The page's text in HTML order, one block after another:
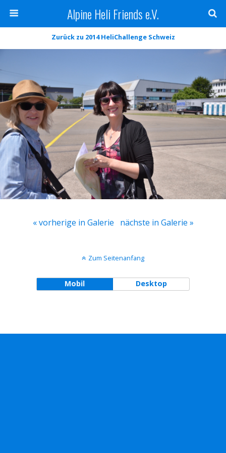
Alpine Heli Friends e.V.
Zurück zu 2014 HeliChallenge Schweiz
« vorherige in Galerie nächste in Galerie »
Zum Seitenanfang
Mobil Desktop